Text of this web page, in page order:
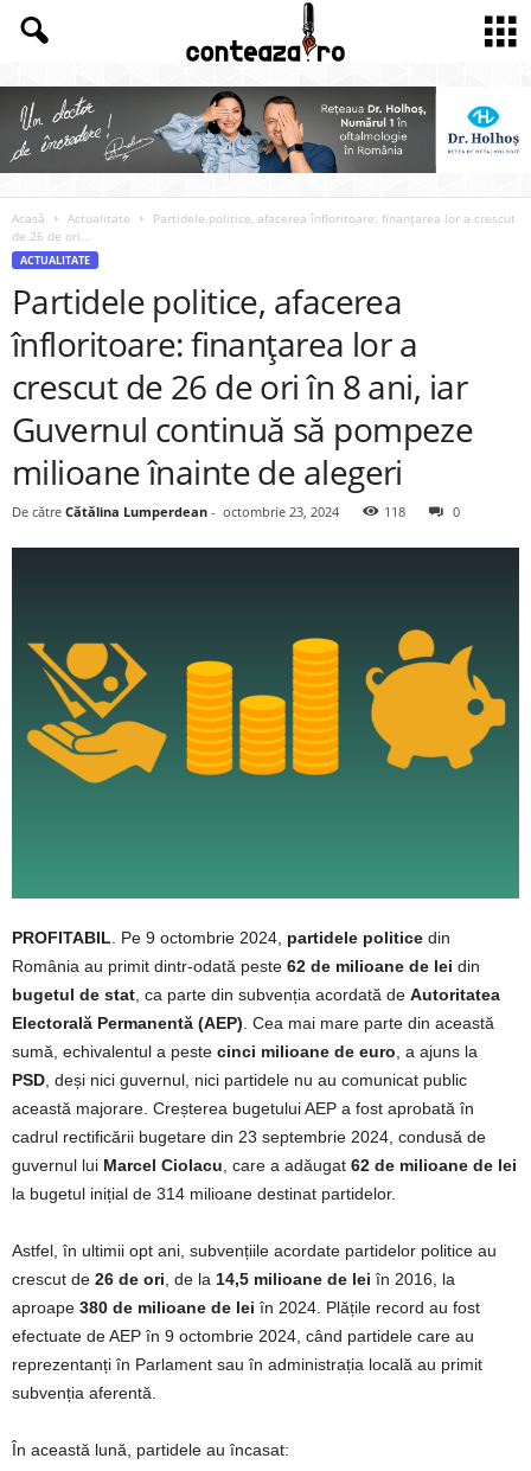
Acasă Actualitate
Partidele politice, afacerea înfloritoare: finanțarea lor a crescut
de 26 de ori...
ACTUALITATE
Partidele politice, afacerea
înfloritoare: finanțarea lor a
crescut de 26 de ori în 8 ani, iar
Guvernul continuă să pompeze
milioane înainte de alegeri
De către Cătălina Lumperdean - octombrie 23, 2024 118 0
PROFITABIL . Pe 9 octombrie 2024, partidele politice din
România au primit dintr-odată peste 62 de milioane de lei din
bugetul de stat , ca parte din subvenția acordată de Autoritatea
Electorală Permanentă (AEP) . Cea mai mare parte din această
sumă, echivalentul a peste cinci milioane de euro , a ajuns la
PSD , deși nici guvernul, nici partidele nu au comunicat public
această majorare. Creșterea bugetului AEP a fost aprobată în
cadrul rectificării bugetare din 23 septembrie 2024, condusă de
guvernul lui Marcel Ciolacu , care a adăugat 62 de milioane de lei
la bugetul inițial de 314 milioane destinat partidelor.
Astfel, în ultimii opt ani, subvențiile acordate partidelor politice au
crescut de 26 de ori , de la 14,5 milioane de lei în 2016, la
aproape 380 de milioane de lei în 2024. Plățile record au fost
efectuate de AEP în 9 octombrie 2024, când partidele care au
reprezentanți în Parlament sau în administrația locală au primit
subvenția aferentă.
În această lună, partidele au încasat: